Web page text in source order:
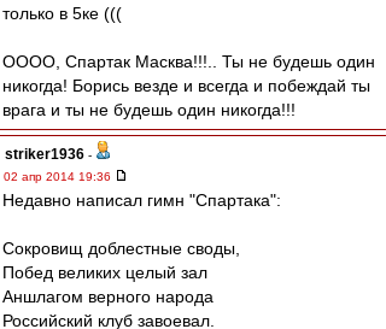
только в 5ке (((
ОООО, Спартак Масква!!!.. Ты не будешь один
никогда! Борись везде и всегда и побеждай ты
врага и ты не будешь один никогда!!!
striker1936 -
02 апр 2014 19:36
Недавно написал гимн "Спартака":
Сокровищ доблестные своды,
Побед великих целый зал
Аншлагом верного народа
Российский клуб завоевал.